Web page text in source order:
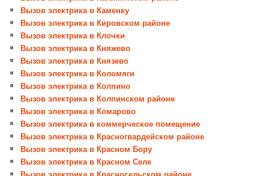
Вызов электрика в Каменку
Вызов электрика в Кировском районе
Вызов электрика в Клочки
Вызов электрика в Княжево
Вызов электрика в Князево
Вызов электрика в Коломяги
Вызов электрика в Колпино
Вызов электрика в Колпинском районе
Вызов электрика в Комарово
Вызов электрика в коммерческое помещение
Вызов электрика в Красногвардейском районе
Вызов электрика в Красном Бору
Вызов электрика в Красном Селе